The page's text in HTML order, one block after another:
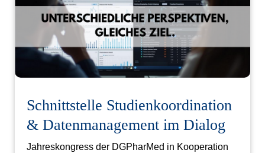
Schnittstelle Studienkoordination
& Datenmanagement im Dialog
Jahreskongress der DGPharMed in Kooperation